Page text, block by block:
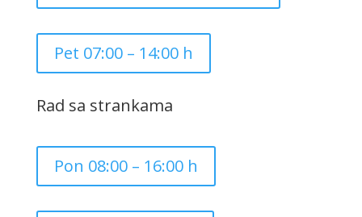
Pet 07:00 – 14:00 h
Rad sa strankama
Pon 08:00 – 16:00 h